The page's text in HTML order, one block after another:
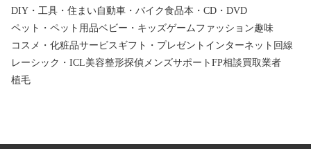
DIY・工具・住まい自動車・バイク食品本・CD・DVD
ペット・ペット用品ベビー・キッズゲーム ファッション趣味
コスメ・化粧品サービス ギフト・プレゼント インターネット回線
レーシック・ICL美容整形探偵 メンズサポート FP相談買取業者
植毛